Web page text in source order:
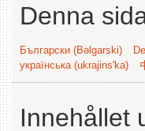
Denna
Български (Bəlgarski)
українська (ukrajins'ka)
Innehållet